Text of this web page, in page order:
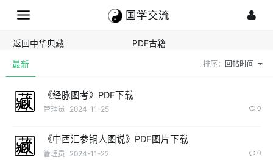
国学交流
返回中华典藏
PDF古籍
最新
排序： 回帖时间
《经脉图考》PDF下载
管理员 2024-11-25 0
《中西汇参铜人图说》PDF图片下载
管理员 2024-11-22 0